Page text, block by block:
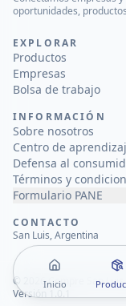
Inicio
oportunidades,
EXPLORAR
Productos
Empresas
Bolsa de trabajo
INFORMACIÓN
Sobre nosotros
Centro de
Defensa al
Términos y
Formulario PANE
CONTACTO
San Luis, Argentina
© 2026Compre San
Versión 1.0.1